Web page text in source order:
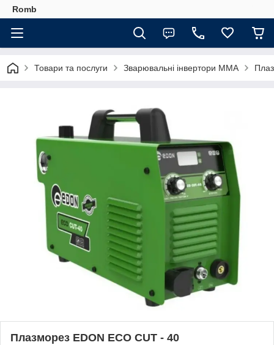
Romb
Товари та послуги Зварювальні інвертори MMA
Плазморез EDON ECO CUT - 40